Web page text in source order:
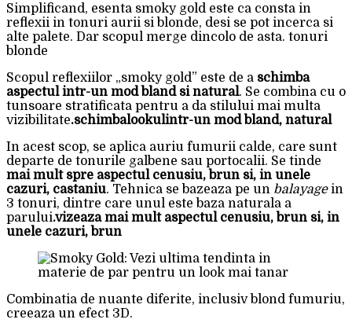
Simplificand, esenta smoky gold este ca consta in
reflexii in tonuri aurii si blonde, desi se pot incerca si
alte palete. Dar scopul merge dincolo de asta. tonuri
blonde
Scopul reflexiilor „smoky gold” este de a schimba
aspectul intr-un mod bland si natural. Se combina cu o
tunsoare stratificata pentru a da stilului mai multa
vizibilitate.schimbalookulintr-un mod bland, natural
In acest scop, se aplica auriu fumurii calde, care sunt
departe de tonurile galbene sau portocalii. Se tinde
mai mult spre aspectul cenusiu, brun si, in unele
cazuri, castaniu. Tehnica se bazeaza pe un balayagein
3 tonuri, dintre care unul este baza naturala a
parului.vizeaza mai mult aspectul cenusiu, brun si, in
unele cazuri, brun
Combinatia de nuante diferite, inclusiv blond fumuriu,
creeaza un efect 3D.